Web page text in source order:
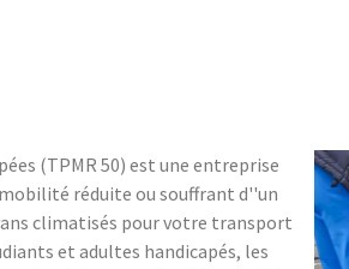
(TPMR 50) est une entreprise
réduite ou souffrant d''un
climatisés pour votre transport
et adultes handicapés, les